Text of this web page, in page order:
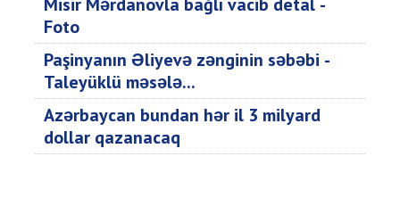
Foto
Paşinyanın Əliyevə zənginin səbəbi -
Taleyüklü məsələ...
Azərbaycan bundan hər il 3 milyard
dollar qazanacaq